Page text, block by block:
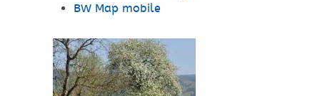
BW Map mobile